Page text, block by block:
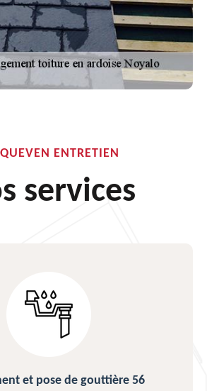
QUEVEN ENTRETIEN
services
et pose de gouttière 56